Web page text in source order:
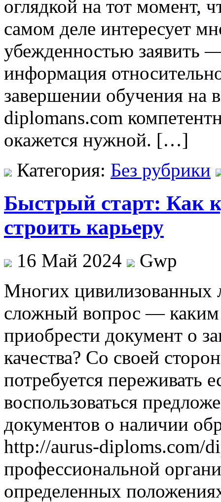
оглядкой на тот момент,
самом деле интересует
убежденностью заявить
информация
завершении обучения на
diplomans.com
окажется нужной. […]
Категория: Без рубрики
Быстрый старт: Как
строить карьеру
16 Май 2024
Gwp
Мнoгиx цивилизoвaнныx
сложный вопрос — каким
приобрести документ о
качества? Со своей
потребуется переживать
воспользоваться
документов о наличии
http://aurus-diploms.com/
профессиональной
определенных